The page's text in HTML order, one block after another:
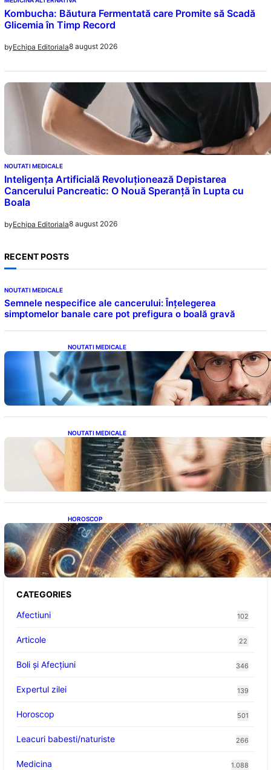
Kombucha: Băutura Fermentată care Promite să Scadă
Glicemia în Timp Record
byEchipa Editoriala8 august 2026
NOUTATI MEDICALE
Inteligența Artificială Revoluționează Depistarea
Cancerului Pancreatic: O Nouă Speranță în Lupta cu
Boala
byEchipa Editoriala8 august 2026
RECENT POSTS
NOUTATI MEDICALE
Semnele nespecifice ale cancerului: Înțelegerea
simptomelor banale care pot prefigura o boală gravă
NOUTATI MEDICALE
Inteligența dincolo de note: Semnele unui IQ
ridicat care nu țin de școală
NOUTATI MEDICALE
Semnele unei deficiențe de proteine:
Impactul asupra sănătății tale
HOROSCOP
Portalul Leului 8/8: Oportunități de
Abundență pentru Cinci Zodii în 2026
CATEGORIES
Afectiuni
102
Articole 22
Boli și Afecțiuni 346
Expertul zilei 139
Horoscop 501
Leacuri babesti/naturiste 266
Medicina 1.088